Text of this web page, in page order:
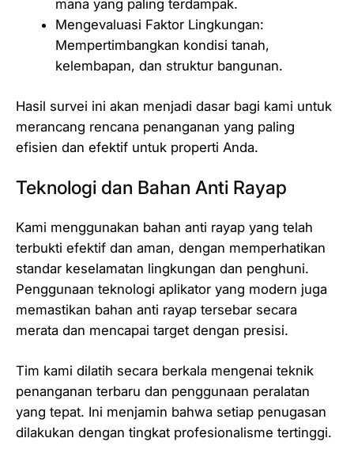
mana yang paling terdampak.
Mengevaluasi Faktor Lingkungan:
Mempertimbangkan kondisi tanah,
kelembapan, dan struktur bangunan.
Hasil survei ini akan menjadi dasar bagi kami untuk
merancang rencana penanganan yang paling
efisien dan efektif untuk properti Anda.
Teknologi dan Bahan Anti Rayap
Kami menggunakan bahan anti rayap yang telah
terbukti efektif dan aman, dengan memperhatikan
standar keselamatan lingkungan dan penghuni.
Penggunaan teknologi aplikator yang modern juga
memastikan bahan anti rayap tersebar secara
merata dan mencapai target dengan presisi.
Tim kami dilatih secara berkala mengenai teknik
penanganan terbaru dan penggunaan peralatan
yang tepat. Ini menjamin bahwa setiap penugasan
dilakukan dengan tingkat profesionalisme tertinggi.